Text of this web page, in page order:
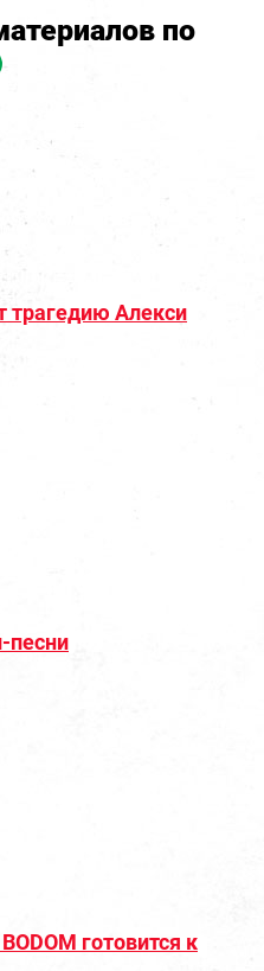
по
трагедию Алекси
песни
готовится к